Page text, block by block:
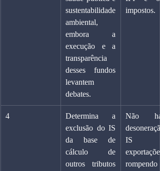
sustentabilidade
ambiental,
embora a
execução e a
transparência
desses fundos
levantem
debates.
impostos.
4
Determina a
exclusão do IS
da base de
cálculo de
outros tributos
Não
IS